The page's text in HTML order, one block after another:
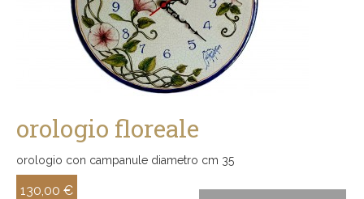
orologio floreale
orologio con campanule diametro cm 35
130,00 €